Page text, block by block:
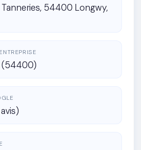
Tanneries, 54400 Longwy,
(54400)